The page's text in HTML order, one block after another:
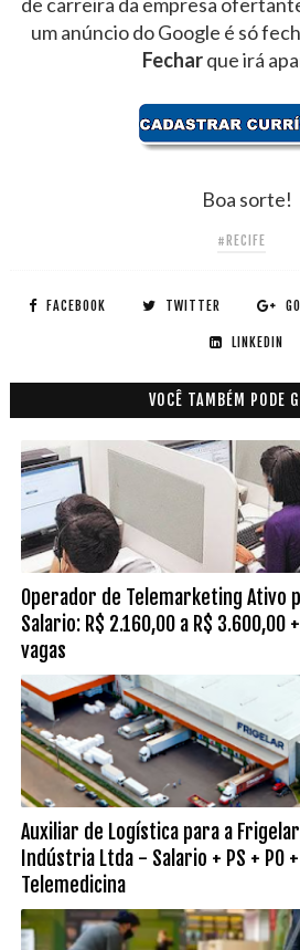
um anúncio do Google é só
Fecharque irá
Boa sorte!
#RECIFE
FACEBOOK TWITTER
LINKEDIN
VOCÊ TAMBÉM PODE
Operador de Telemarketing Ativo
Salario: R$ 2.160,00 a R$
vagas
Auxiliar de Logística para a
Indústria Ltda - Salario + PS + PO +
Telemedicina